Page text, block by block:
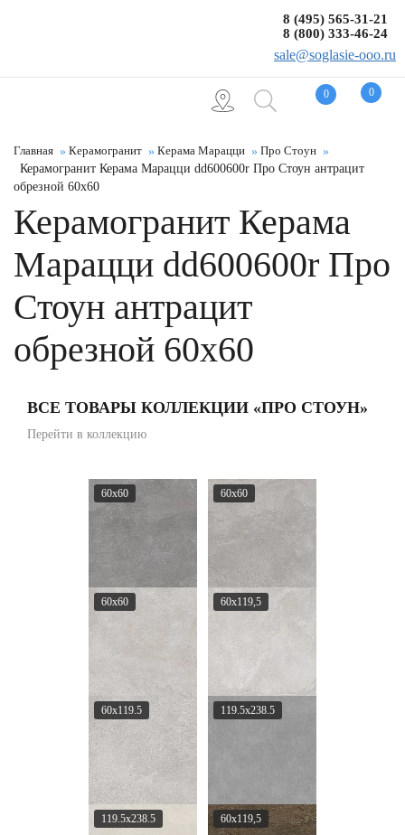
0 0
8 (495) 565-31-21
8 (800) 333-46-24
sale@soglasie-ooo.ru
Главная Керамогранит Керама Марацци
Про Стоун
Керамогранит Керама Марацци dd600600r Про Стоун антрацит
обрезной 60x60
Керамогранит Керама
Марацци dd600600r Про
Стоун антрацит
обрезной 60x60
ВСЕ ТОВАРЫ КОЛЛЕКЦИИ «ПРО СТОУН»
Перейти в коллекцию
60x60 60x60
60x60 60x119,5
60x119.5 119.5x238.5
119.5x238.5 60x119,5